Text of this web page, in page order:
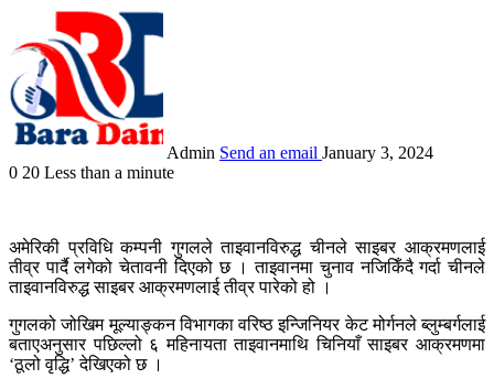
Admin Send an email January 3, 2024
0 20 Less than a minute
अमेरिकी प्रविधि कम्पनी गुगलले ताइवानविरुद्ध चीनले साइबर आक्रमणलाई
तीव्र पार्दै लगेको चेतावनी दिएको छ । ताइवानमा चुनाव नजिकिँदै गर्दा चीनले
ताइवानविरुद्ध साइबर आक्रमणलाई तीव्र पारेको हो ।
गुगलको जोखिम मूल्याङ्कन विभागका वरिष्ठ इन्जिनियर केट मोर्गनले ब्लुम्बर्गलाई
बताएअनुसार पछिल्लो ६ महिनायता ताइवानमाथि चिनियाँ साइबर आक्रमणमा
‘ठूलो वृद्धि’ देखिएको छ ।